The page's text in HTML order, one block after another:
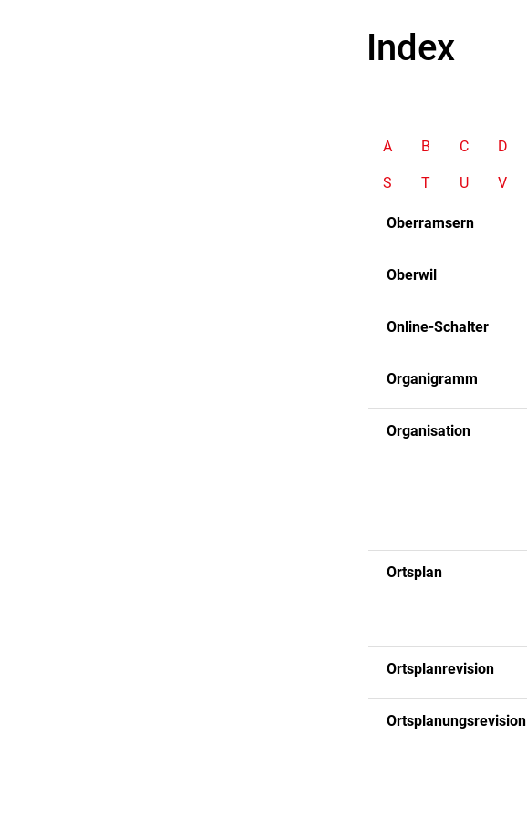
Index
A B C D
S T U V
Oberramsern
Oberwil
Online-Schalter
Organigramm
Organisation
Ortsplan
Ortsplanrevision
Ortsplanungsrevision